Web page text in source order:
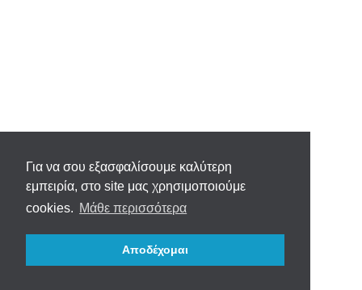
Για να σου εξασφαλίσουμε καλύτερη
εμπειρία, στο site μας χρησιμοποιούμε
cookies. Μάθε περισσότερα
Αποδέχομαι